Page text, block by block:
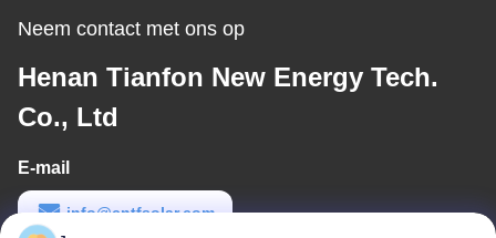
Neem contact met ons op
Henan Tianfon New Energy Tech.
Co., Ltd
E-mail
info@cntfsolar.com